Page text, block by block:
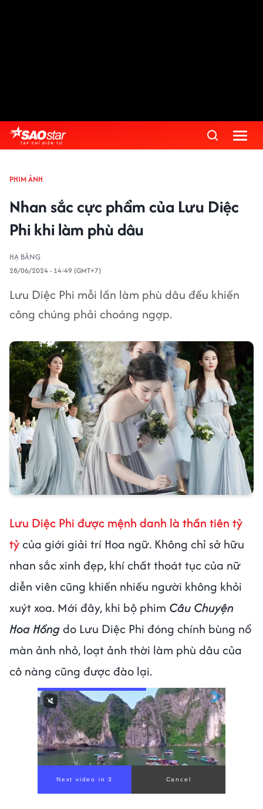
PHIM ẢNH
Nhan sắc cực phẩm của Lưu Diệc
Phi khi làm phù dâu
HẠ BĂNG
28/06/2024 - 14:49 (GMT+7)
Lưu Diệc Phi mỗi lần làm phù dâu đều khiến
công chúng phải choáng ngợp.
Lưu Diệc Phi được mệnh danh là thần tiên tỷ
tỷcủa giới giải trí Hoa ngữ. Không chỉ sở hữu
nhan sắc xinh đẹp, khí chất thoát tục của nữ
diễn viên cũng khiến nhiều người không khỏi
xuýt xoa. Mới đây, khi bộ phim Câu Chuyện
Hoa Hồngdo Lưu Diệc Phi đóng chính bùng nổ
màn ảnh nhỏ, loạt ảnh thời làm phù dâu của
cô nàng cũng được đào lại.